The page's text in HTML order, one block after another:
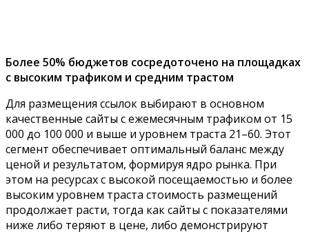
Более 50% бюджетов сосредоточено на площадках
с высоким трафиком и средним трастом
Для размещения ссылок выбирают в основном
качественные сайты с ежемесячным трафиком от 15
000 до 100 000 и выше и уровнем траста 21–60. Этот
сегмент обеспечивает оптимальный баланс между
ценой и результатом, формируя ядро рынка. При
этом на ресурсах с высокой посещаемостью и более
высоким уровнем траста стоимость размещений
продолжает расти, тогда как сайты с показателями
ниже либо теряют в цене, либо демонстрируют